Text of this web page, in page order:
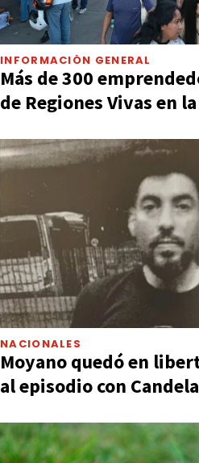
INFORMACIÓN GENERAL
Más de 300
de Regiones Vivas en
NACIONALES
Moyano quedó en
al episodio con